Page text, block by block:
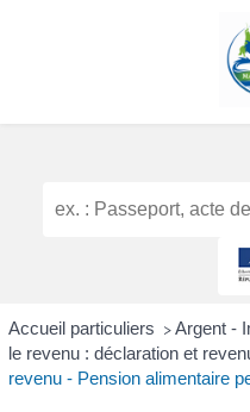
Accueil particuliers > Argent -
le revenu : déclaration et
revenu - Pension alimentaire